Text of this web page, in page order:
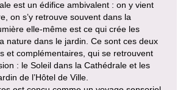
est un édifice ambivalent : on y vient
on s’y retrouve souvent dans la
elle-même est ce qui crée les
nature dans le jardin. Ce sont ces deux
et complémentaires, qui se retrouvent
: le Soleil dans la Cathédrale et les
de l’Hôtel de Ville.